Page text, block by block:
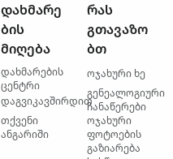
დახმარე
ბის
მიღება
დახმარების
ცენტრი
დაგვიკავშირდით
თქვენი
ანგარიში
რას
გთავაზო
ბთ
ოჯახური ხე
გენეალოგიური
ჩანაწერები
ოჯახური
ფოტოების
გაზიარება